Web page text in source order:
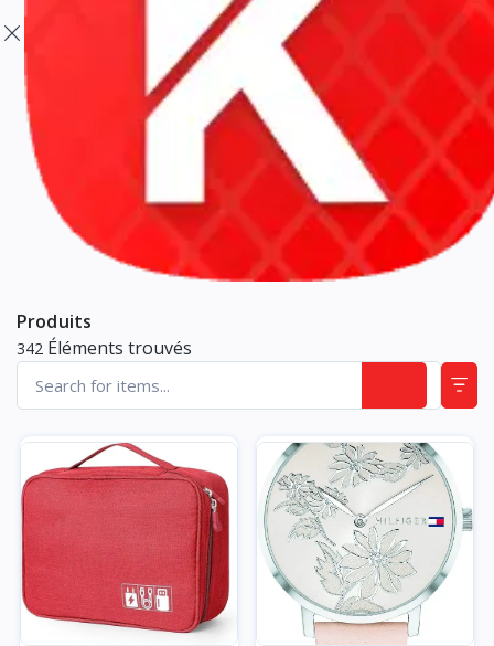
Produits
342 Éléments trouvés